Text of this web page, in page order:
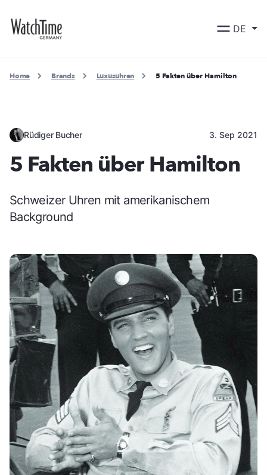
DE
Home Brands Luxusuhren 5 Fakten über Hamilton
Rüdiger Bucher 3. Sep 2021
5 Fakten über Hamilton
Schweizer Uhren mit amerikanischem
Background